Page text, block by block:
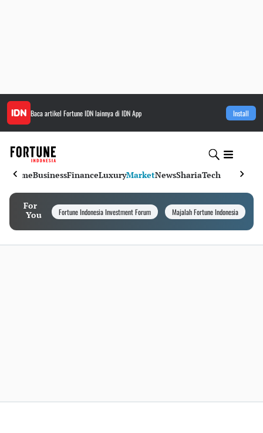
Baca artikel Fortune IDNlainnya di IDN App Install
HomeBusinessFinanceLuxuryMarketNewsShariaTech
For
You
Fortune Indonesia Investment Forum Majalah Fortune Indonesia